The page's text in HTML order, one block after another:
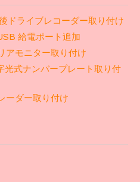
ドライブレコーダー取り付け
給電ポート追加
アモニター取り付け
光式ナンバープレート取り付
ーダー取り付け